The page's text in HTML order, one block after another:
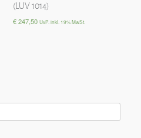
(LUV 1014)
€247,50 UvP. inkl. 19% MwSt.